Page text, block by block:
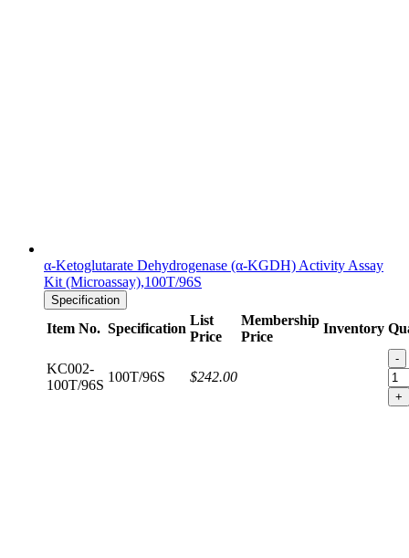
α-Ketoglutarate Dehydrogenase (α-KGDH) Activity Assay
Kit (Microassay),100T/96S
Specification
Item No. Specification
List
Price
Membership
Price
Inventory
KC002-
100T/96S
100T/96S $242.00
-
+